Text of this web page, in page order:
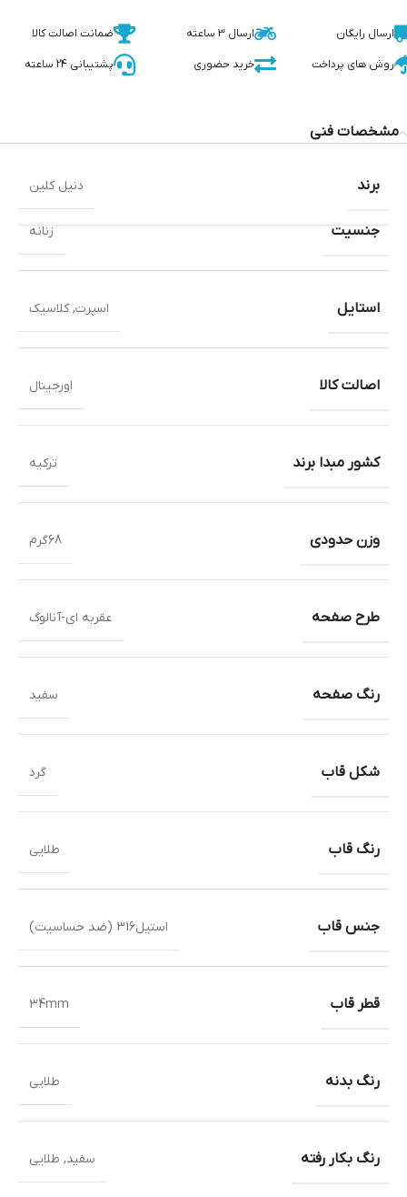
ارسال رایگان ارسال 3 ساعته ضمانت اصالت کالا
روش های پرداخت خرید حضوری پشتیبانی 24 ساعته
مشخصات فنی
جنسیت زنانه
استایل اسپرت,کلاسیک
اصالت کالا اورجینال
کشور مبدا برند ترکیه
وزن حدودی 68گرم
طرح صفحه عقربه ای-آنالوگ
رنگ صفحه سفید
شکل قاب گرد
رنگ قاب طلایی
جنس قاب استیل316 (ضد حساسیت)
قطر قاب 34mm
رنگ بدنه طلایی
رنگ بکار رفته سفید, طلایی
برند دنیل کلین